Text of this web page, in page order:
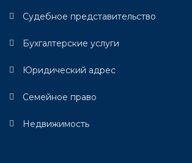
Судебное представительство
Бухгалтерские услуги
Юридический адрес
Семейное право
Недвижимость